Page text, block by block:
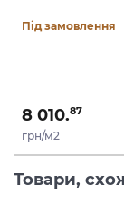
Під замовлення
8 010.87
грн/м2
Товари,